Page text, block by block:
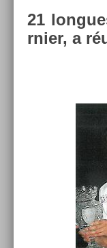
21
rni­er, a